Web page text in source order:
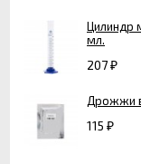
Цилиндр
мл.
207 ₽
Дрожжи
115 ₽